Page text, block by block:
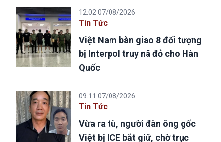
12:02 07/08/2026
Tin Tức
Việt Nam bàn giao 8 đối tượng
bị Interpol truy nã đỏ cho Hàn
Quốc
09:11 07/08/2026
Tin Tức
Vừa ra tù, người đàn ông gốc
Việt bị ICE bắt giữ, chờ trục